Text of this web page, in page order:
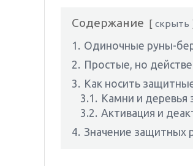
Содержание скрыть
1. Одиночные руны-
2. Простые, но
3. Как носить
3.1. Камни и деревья
3.2. Активация и
4. Значение защитных